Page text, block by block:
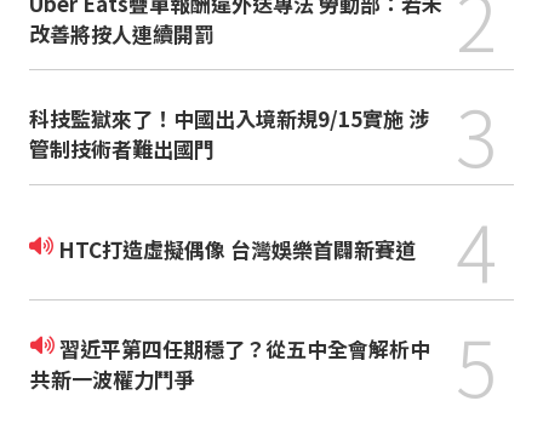
改善將按人連續開罰
科技監獄來了！中國出入境新規9/15實施 涉
管制技術者難出國門
3
HTC打造虛擬偶像 台灣娛樂首闢新賽道 4
習近平第四任期穩了？從五中全會解析中
共新一波權力鬥爭
5